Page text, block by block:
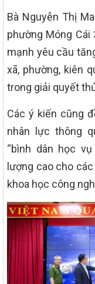
Bà Nguyễn Thị
phường Móng
mạnh yêu cầu
xã, phường, kiên
trong giải quyết
Các ý kiến cũng
nhân lực thông
“bình dân học
lượng cao cho
khoa học công